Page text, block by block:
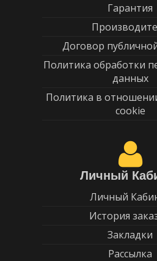
Гарантия
Договор
Политика обработки
данных
Политика в
cookie
Личный
Личный
История
Закладки
Рассылка